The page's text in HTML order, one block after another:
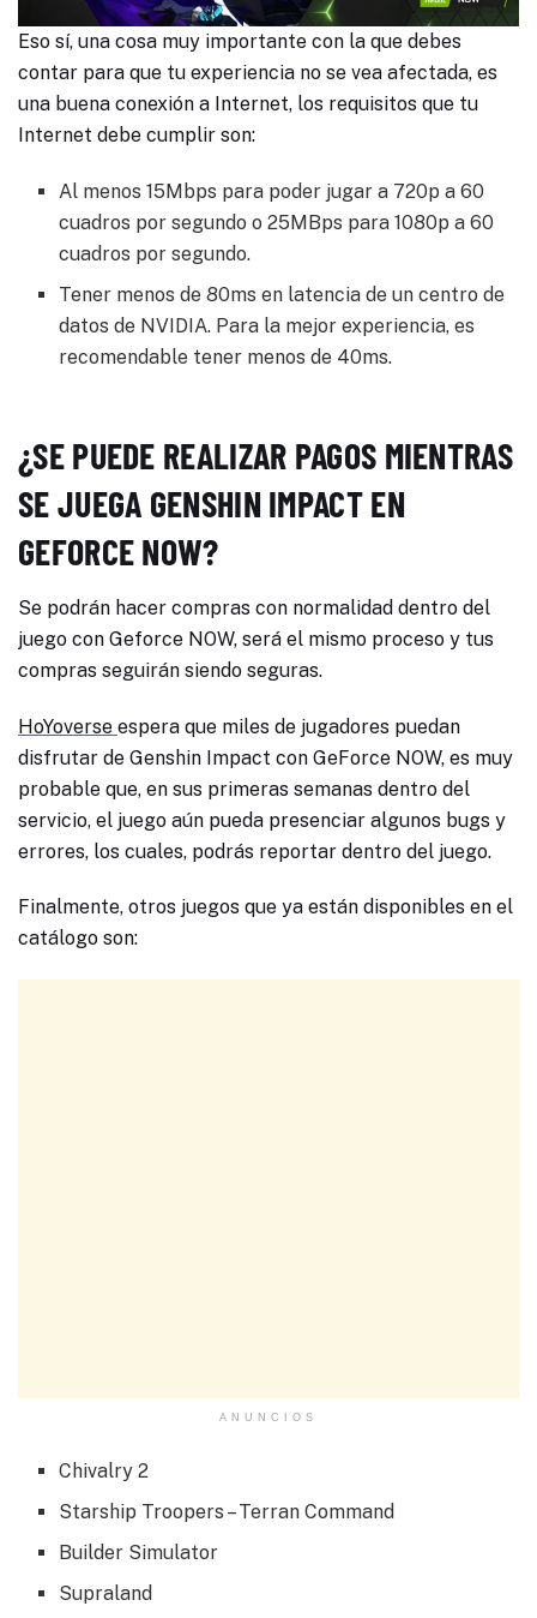
Eso sí, una cosa muy importante con la que debes
contar para que tu experiencia no se vea afectada, es
una buena conexión a Internet, los requisitos que tu
Internet debe cumplir son:
Al menos 15Mbps para poder jugar a 720p a 60
cuadros por segundo o 25MBps para 1080p a 60
cuadros por segundo.
Tener menos de 80ms en latencia de un centro de
datos de NVIDIA. Para la mejor experiencia, es
recomendable tener menos de 40ms.
¿SE PUEDE REALIZAR PAGOS MIENTRAS
SE JUEGA GENSHIN IMPACT EN
GEFORCE NOW?
Se podrán hacer compras con normalidad dentro del
juego con Geforce NOW, será el mismo proceso y tus
compras seguirán siendo seguras.
HoYoverse espera que miles de jugadores puedan
disfrutar de Genshin Impact con GeForce NOW, es muy
probable que, en sus primeras semanas dentro del
servicio, el juego aún pueda presenciar algunos bugs y
errores, los cuales, podrás reportar dentro del juego.
Finalmente, otros juegos que ya están disponibles en el
catálogo son:
ANUNCIOS
Chivalry 2
Starship Troopers – Terran Command
Builder Simulator
Supraland